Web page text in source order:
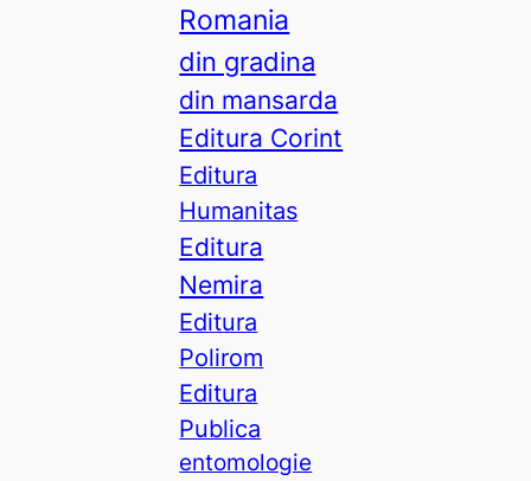
Romania
din gradina
din mansarda
Editura Corint
Editura
Humanitas
Editura
Nemira
Editura
Polirom
Editura
Publica
entomologie